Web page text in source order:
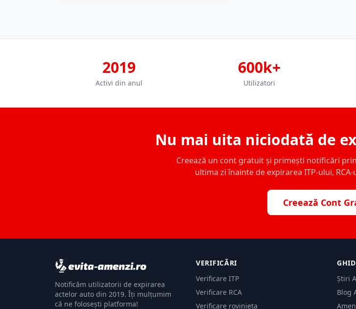
2019
Activi din anul
600k+
Utilizatori
Nu mai uita niciodată de
Creează un cont gratuit și primești notificări prin
ultima zi înainte de expirarea ITP-ului,
Creează Cont
Notificăm utilizatorii de expirarea
actelor auto din 2019. Îți mulțumim
că ne folosești platforma!
VERIFICĂRI
Verificare ITP
Verificare RCA
Verificare rovinieta
Știri
Blog